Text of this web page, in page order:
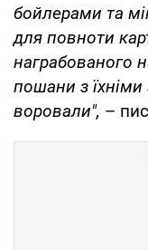
бойлерами та
для повноти
награбованого
пошани з
воровали", –